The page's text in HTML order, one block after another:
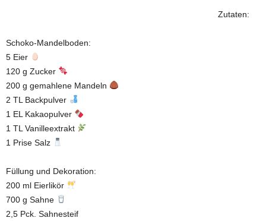
Zutaten:
Schoko-Mandelboden:
5 Eier
120 g Zucker
200 g gemahlene Mandeln
2 TL Backpulver
1 EL Kakaopulver
1 TL Vanilleextrakt
1 Prise Salz
Füllung und Dekoration:
200 ml Eierlikör
700 g Sahne
2,5 Pck. Sahnesteif